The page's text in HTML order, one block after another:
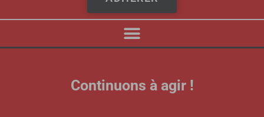
Continuons à agir !